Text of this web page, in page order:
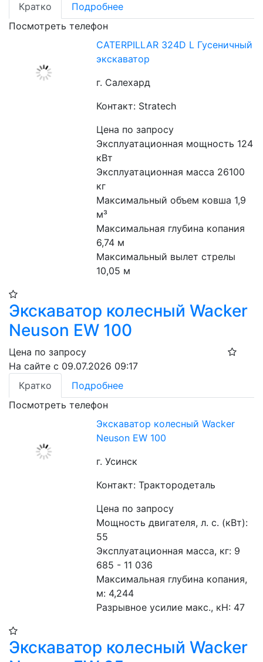
Кратко
Подробнее
Посмотреть телефон
CATERPILLAR 324D L Гусеничный
экскаватор
г. Салехард
Контакт: Stratech
Цена по запросу
Эксплуатационная мощность 124
кВт
Эксплуатационная масса 26100
кг
Максимальный объем ковша 1,9
м³
Максимальная глубина копания
6,74 м
Максимальный вылет стрелы
10,05 м
Экскаватор колесный Wacker
Neuson EW 100
Цена по запросу
На сайте с 09.07.2026 09:17
Кратко
Подробнее
Посмотреть телефон
Экскаватор колесный Wacker
Neuson EW 100
г. Усинск
Контакт: Трактородеталь
Цена по запросу
Мощность двигателя, л. с. (кВт):
55
Эксплуатационная масса, кг: 9
685 - 11 036
Максимальная глубина копания,
м: 4,244
Разрывное усилие макс., кН: 47
Экскаватор колесный Wacker